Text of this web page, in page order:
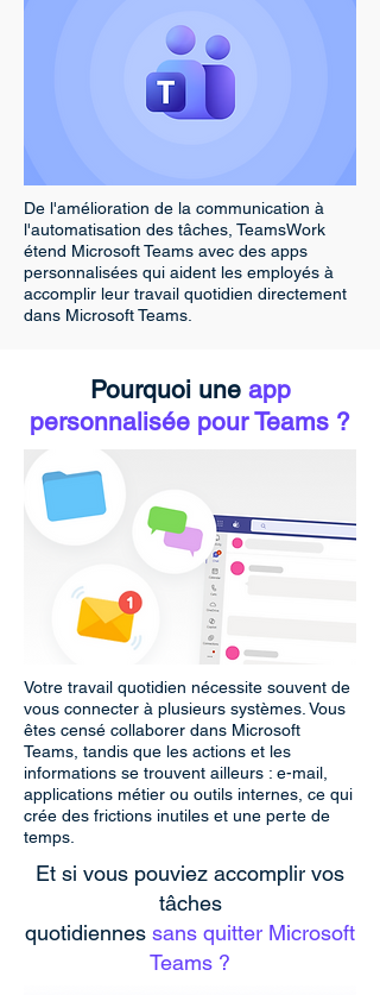
De l'amélioration de la communication à
l'automatisation des tâches, TeamsWork
étend Microsoft Teams avec des apps
personnalisées qui aident les employés à
accomplir leur travail quotidien directement
dans Microsoft Teams.
Pourquoi une app
personnalisée pour Teams ?
Votre travail quotidien nécessite souvent de
vous connecter à plusieurs systèmes. Vous
êtes censé collaborer dans Microsoft
Teams, tandis que les actions et les
informations se trouvent ailleurs : e-mail,
applications métier ou outils internes, ce qui
crée des frictions inutiles et une perte de
temps.
Et si vous pouviez accomplir vos
tâches
quotidiennes sans quitter Microsoft
Teams ?